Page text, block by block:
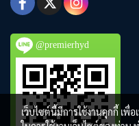
@premierhyd
เว็บไซต์นี้มีการใช้งานคุกกี้ เ